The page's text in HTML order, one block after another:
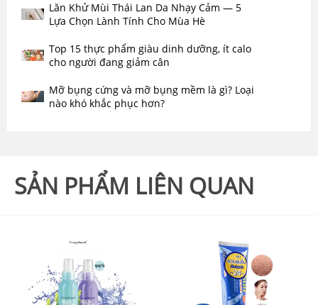
Lăn Khử Mùi Thái Lan Da Nhạy Cảm — 5
Lựa Chọn Lành Tính Cho Mùa Hè
Top 15 thực phẩm giàu dinh dưỡng, ít calo
cho người đang giảm cân
Mỡ bụng cứng và mỡ bụng mềm là gì? Loại
nào khó khắc phục hơn?
SẢN PHẨM LIÊN QUAN